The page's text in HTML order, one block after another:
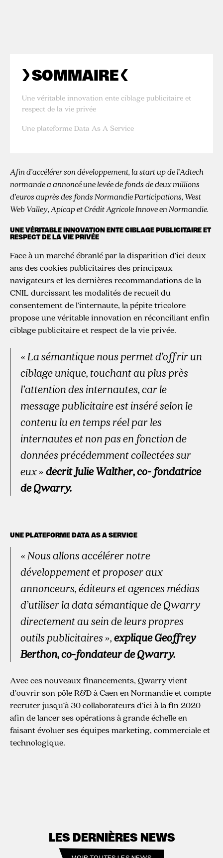
Afin d’accélérer son développement, la start up de l’Adtech
normande a annoncé une levée de fonds de deux millions
d’euros auprès des fonds Normandie Participations, West
Web Valley, Apicap et Crédit Agricole Innove en Normandie.
UNE VÉRITABLE INNOVATION ENTE CIBLAGE PUBLICITAIRE ET
RESPECT DE LA VIE PRIVÉE
Face à un marché ébranlé par la disparition d’ici deux
ans des cookies publicitaires des principaux
navigateurs et les dernières recommandations de la
CNIL durcissant les modalités de recueil du
consentement de l’internaute, la pépite tricolore
propose une véritable innovation en réconciliant enfin
ciblage publicitaire et respect de la vie privée.
«La sémantique nous permet d’offrir un
ciblage unique, touchant au plus près
l’attention des internautes, car le
message publicitaire est inséré selon le
contenu lu en temps réel par les
internautes et non pas en fonction de
données précédemment collectées sur
eux»décrit Julie Walther, co- fondatrice
de Qwarry.
UNE PLATEFORME DATA AS A SERVICE
« Nous allons accélérer notre
développement et proposer aux
annonceurs, éditeurs et agences médias
d’utiliser la data sémantique de Qwarry
directement au sein de leurs propres
outils publicitaires »,explique Geoffrey
Berthon, co-fondateur de Qwarry.
Avec ces nouveaux financements, Qwarry vient
d’ouvrir son pôle R&D à Caen en Normandie et compte
recruter jusqu’à 30 collaborateurs d’ici à la fin 2020
afin de lancer ses opérations à grande échelle en
faisant évoluer ses équipes marketing, commerciale et
technologique.
SOMMAIRE
Une véritable innovation ente ciblage publicitaire et
respect de la vie privée
Une plateforme Data As A Service
LES DERNIÈRES NEWS